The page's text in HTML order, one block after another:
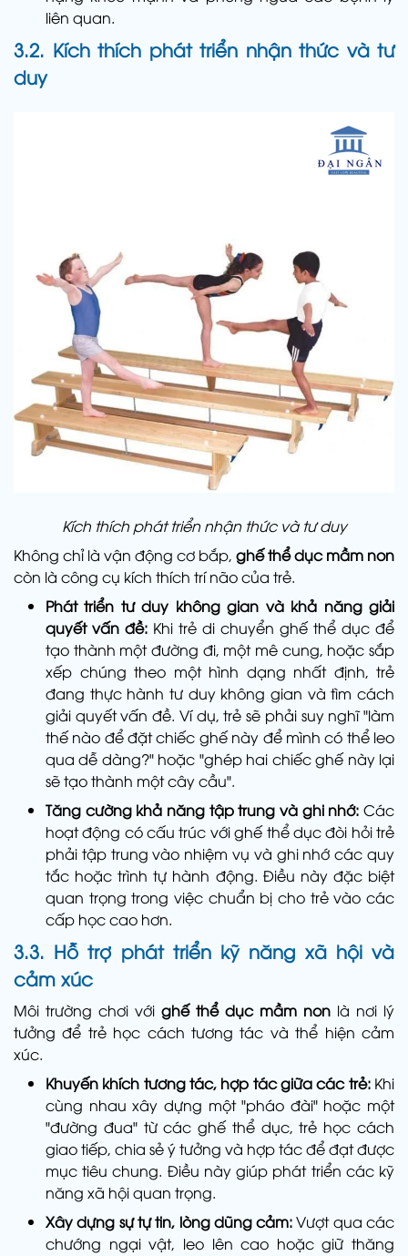
liên quan.
3.2. Kích thích phát triển nhận thức và tư
duy
Kích thích phát triển nhận thức và tư duy
Không chỉ là vận động cơ bắp, ghế thể dục mầm non
còn là công cụ kích thích trí não của trẻ.
Phát triển tư duy không gian và khả năng giải
quyết vấn đề: Khi trẻ di chuyển ghế thể dục để
tạo thành một đường đi, một mê cung, hoặc sắp
xếp chúng theo một hình dạng nhất định, trẻ
đang thực hành tư duy không gian và tìm cách
giải quyết vấn đề. Ví dụ, trẻ sẽ phải suy nghĩ "làm
thế nào để đặt chiếc ghế này để mình có thể leo
qua dễ dàng?" hoặc "ghép hai chiếc ghế này lại
sẽ tạo thành một cây cầu".
Tăng cường khả năng tập trung và ghi nhớ: Các
hoạt động có cấu trúc với ghế thể dục đòi hỏi trẻ
phải tập trung vào nhiệm vụ và ghi nhớ các quy
tắc hoặc trình tự hành động. Điều này đặc biệt
quan trọng trong việc chuẩn bị cho trẻ vào các
cấp học cao hơn.
3.3. Hỗ trợ phát triển kỹ năng xã hội và
cảm xúc
Môi trường chơi với ghế thể dục mầm non là nơi lý
tưởng để trẻ học cách tương tác và thể hiện cảm
xúc.
Khuyến khích tương tác, hợp tác giữa các trẻ: Khi
cùng nhau xây dựng một "pháo đài" hoặc một
"đường đua" từ các ghế thể dục, trẻ học cách
giao tiếp, chia sẻ ý tưởng và hợp tác để đạt được
mục tiêu chung. Điều này giúp phát triển các kỹ
năng xã hội quan trọng.
Xây dựng sự tự tin, lòng dũng cảm:Vượt qua các
chướng ngại vật, leo lên cao hoặc giữ thăng